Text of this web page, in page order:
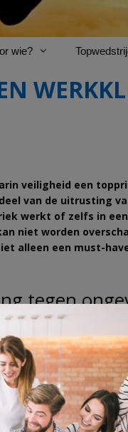
wie?
veiligheid een
van de uitrusting
werkt of zelfs in
niet worden
alleen een must-
tegen
de hand liggende
ze bieden tegen
die kunnen snijden of
de impact